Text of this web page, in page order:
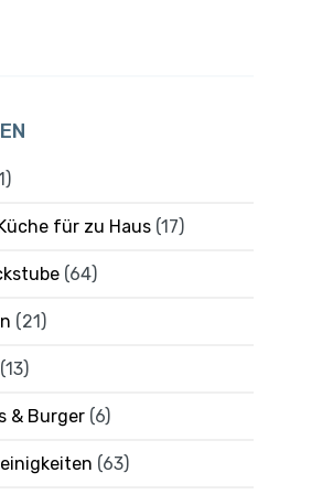
für zu Haus (17)
(64)
(21)
(13)
& Burger (6)
(63)